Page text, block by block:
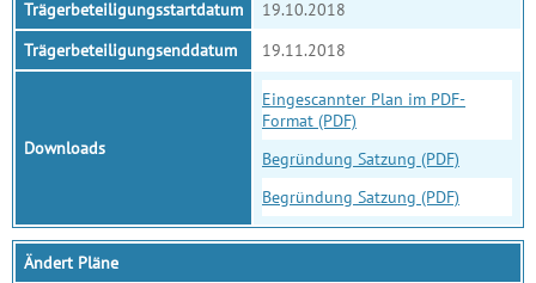
Trägerbeteiligungsstartdatum
19.10.2018
Trägerbeteiligungsenddatum
19.11.2018
Downloads
Eingescannter Plan im PDF-
Format (PDF)
Begründung Satzung (PDF)
Begründung Satzung (PDF)
Ändert Pläne